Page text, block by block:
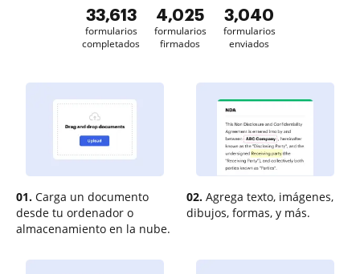
33,613
formularios
completados
4,025
formularios
firmados
3,040
formularios
enviados
01. Carga un documento
desde tu ordenador o
almacenamiento en la nube.
02. Agrega texto, imágenes,
dibujos, formas, y más.